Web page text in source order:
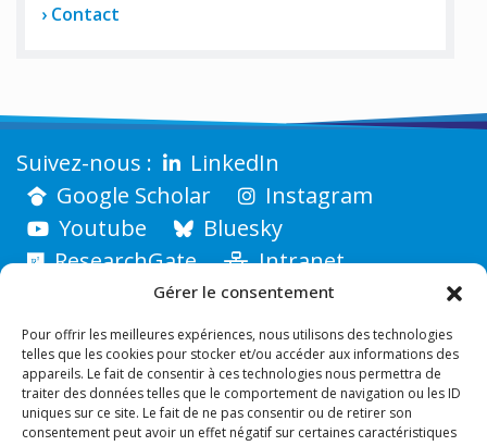
Gérer le consentement
Pour offrir les meilleures expériences, nous utilisons des technologies
telles que les cookies pour stocker et/ou accéder aux informations des
appareils. Le fait de consentir à ces technologies nous permettra de
traiter des données telles que le comportement de navigation ou les ID
uniques sur ce site. Le fait de ne pas consentir ou de retirer son
consentement peut avoir un effet négatif sur certaines caractéristiques
Contact
LinkedIn
Google Scholar
Instagram
Youtube
Bluesky
ResearchGate
Intranet